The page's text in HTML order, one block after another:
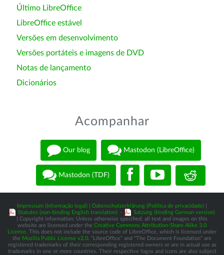
Último LibreOffice
LibreOffice estável
Versões em desenvolvimento
Versões portáteis e imagens de DVD
Notas de lançamento
Dicionários
Acompanhar
Our blog Mastodon (LibreOffice)
Mastodon (TDF)
Impressum (Informação legal) Datenschutzerklärung (Política de privacidade)
Statutes (non-binding English translation) -
Satzung (binding German version)
| Copyright information: Unless otherwise specified, all text and images on this
website are licensed under the Creative Commons Attribution-Share Alike 3.0
License . This does not include the source code of LibreOffice, which is licensed under
the Mozilla Public License v2.0 . “LibreOffice” and “The Document Foundation” are
registered trademarks of their corresponding registered owners or are in actual use as
trademarks in one or more countries. Their respective logos and icons are also subject